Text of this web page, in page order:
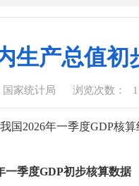
生产总值初
国家统计局 浏览次数：
国 2026年一季度GDP核算
一季度GDP初步核算数据